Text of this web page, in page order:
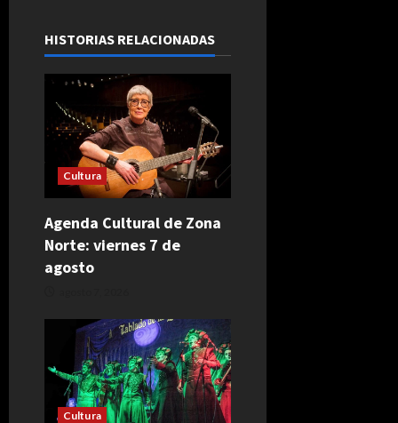
HISTORIAS RELACIONADAS
Cultura
Agenda Cultural de Zona
Norte: viernes 7 de
agosto
Cultura